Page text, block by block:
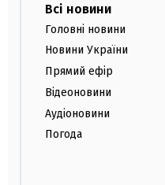
Всі новини
Головні новини
Новини України
Прямий ефір
Відеоновини
Аудіоновини
Погода